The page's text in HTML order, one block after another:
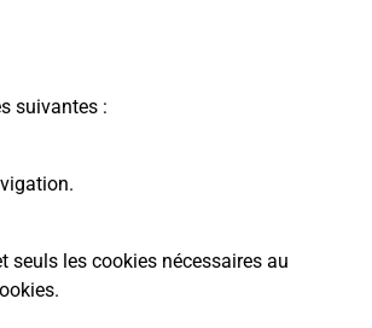
suivantes :
seuls les cookies nécessaires au
.